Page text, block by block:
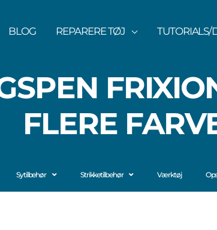
BLOG REPARERE TØJ TUTORIALS/
FLERE
Sytilbehør Strikketilbehør Værktøj